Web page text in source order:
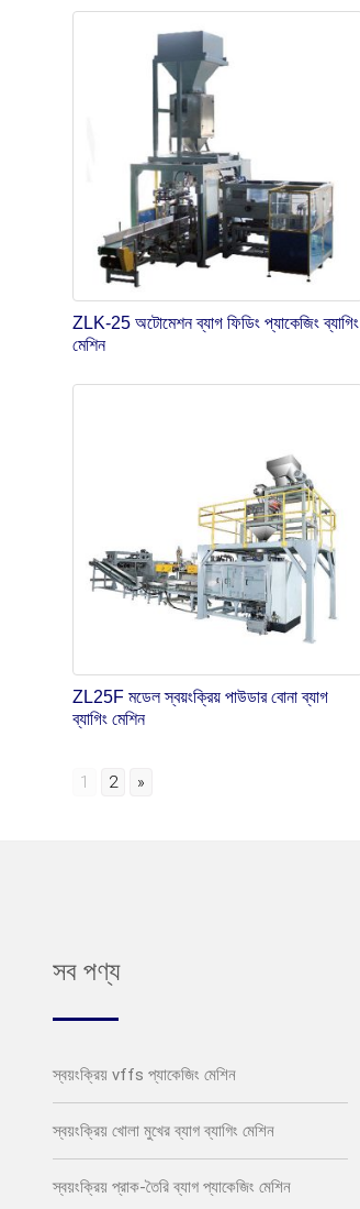
ZLK-25 অটোমেশন ব্যাগ ফিডিং প্যাকেজিং ব্যাগিং
মেশিন
ZL25F মডেল স্বয়ংক্রিয় পাউডার বোনা ব্যাগ
ব্যাগিং মেশিন
1 2 »
সব পণ্য
স্বয়ংক্রিয় vffs প্যাকেজিং মেশিন
স্বয়ংক্রিয় খোলা মুখের ব্যাগ ব্যাগিং মেশিন
স্বয়ংক্রিয় প্রাক-তৈরি ব্যাগ প্যাকেজিং মেশিন